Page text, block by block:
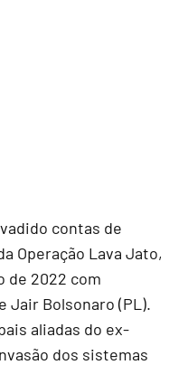
contas de
Operação Lava Jato,
de 2022 com
Jair Bolsonaro (PL).
aliadas do ex-
dos sistemas